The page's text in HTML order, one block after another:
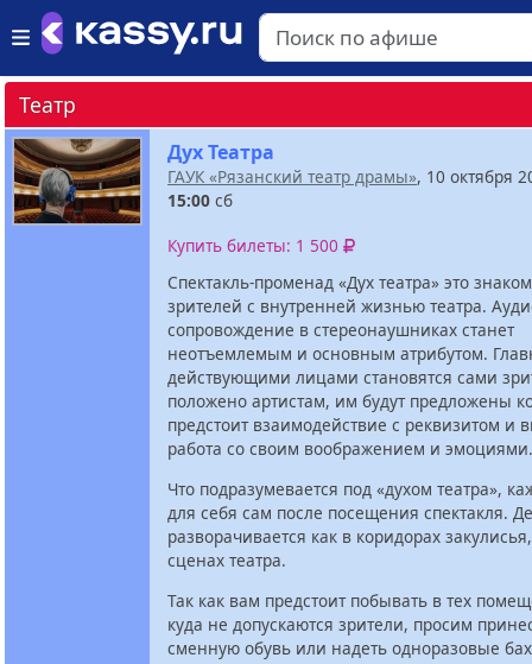
Театр
Дух Театра
ГАУК «Рязанский театр драмы», 10 октября
15:00 сб
Купить билеты: 1 500
Спектакль-променад «Дух театра» это
зрителей с внутренней жизнью театра.
сопровождение в стереонаушниках станет
неотъемлемым и основным атрибутом.
действующими лицами становятся сами
положено артистам, им будут предложены
предстоит взаимодействие с реквизитом и
работа со своим воображением и эмоциями.
Что подразумевается под «духом театра»,
для себя сам после посещения спектакля.
разворачивается как в коридорах
сценах театра.
Так как вам предстоит побывать в тех
куда не допускаются зрители, просим
сменную обувь или надеть одноразовые